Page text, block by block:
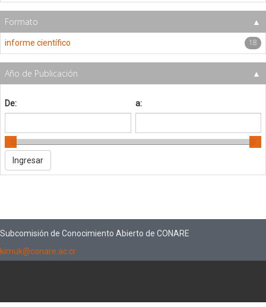
Formato
informe científico 18
Año de Publicación
De: a:
Subcomisión de Conocimiento Abierto de CONARE
kimuk@conare.ac.cr